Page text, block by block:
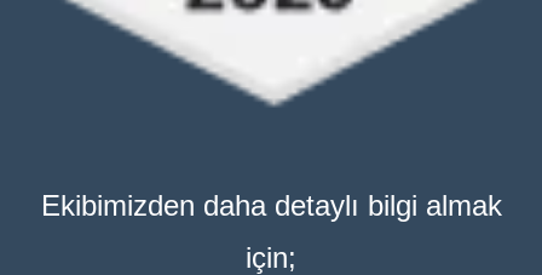
Ekibimizden daha detaylı bilgi ​almak
için;